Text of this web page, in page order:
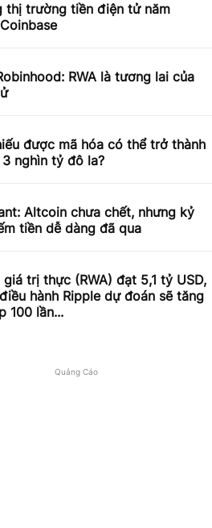
thị trường tiền điện tử năm
RWA là tương lai của
được mã hóa có thể trở thành
nghìn tỷ đô la?
Altcoin chưa chết, nhưng kỷ
tiền dễ dàng đã qua
giá trị thực (RWA) đạt 5,1 tỷ USD,
hành Ripple dự đoán sẽ tăng
100 lần...
Quảng Cáo